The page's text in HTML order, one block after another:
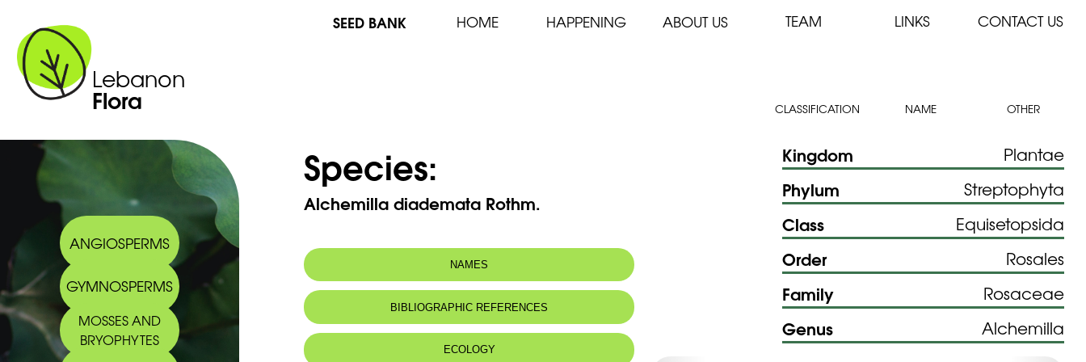
Lebanon
Flora
SEED BANK HOME HAPPENING ABOUT US TEAM LINKS CONTACT US
CLASSIFICATION NAME OTHER
ANGIOSPERMS
GYMNOSPERMS
MOSSES AND
BRYOPHYTES
Species:
Alchemilla diademata Rothm.
NAMES
Common name: Alchémille en diadème
Arabic name: كمالية مكللة
BIBLIOGRAPHIC REFERENCES
ECOLOGY
Kingdom Plantae
Phylum Streptophyta
Class Equisetopsida
Order Rosales
Family Rosaceae
Genus Alchemilla